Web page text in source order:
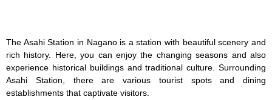
The Asahi Station in Nagano is a station with beautiful scenery and
rich history. Here, you can enjoy the changing seasons and also
experience historical buildings and traditional culture. Surrounding
Asahi Station, there are various tourist spots and dining
establishments that captivate visitors.